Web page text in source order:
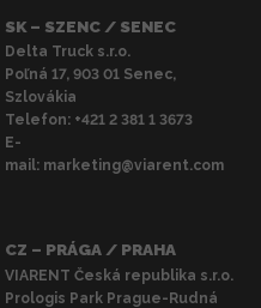
SK – SZENC / SENEC
Delta Truck s.r.o.
Poľná 17, 903 01 Senec,
Szlovákia
Telefon: +421 2 381 1 3673
E-
mail: marketing@viarent.com
CZ – PRÁGA / PRAHA
VIARENT Česká republika s.r.o.
Prologis Park Prague-Rudná